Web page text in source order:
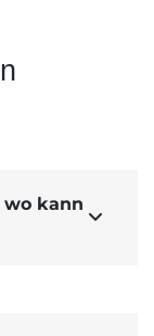
kann
